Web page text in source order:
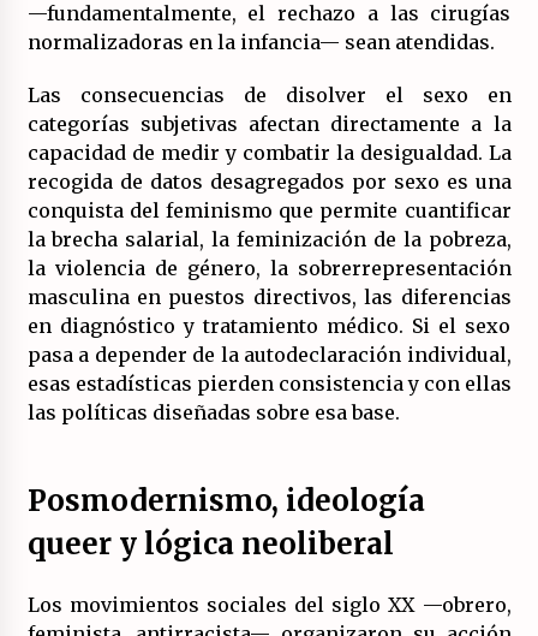
—fundamentalmente, el rechazo a las cirugías
normalizadoras en la infancia— sean atendidas.
Las consecuencias de disolver el sexo en
categorías subjetivas afectan directamente a la
capacidad de medir y combatir la desigualdad. La
recogida de datos desagregados por sexo es una
conquista del feminismo que permite cuantificar
la brecha salarial, la feminización de la pobreza,
la violencia de género, la sobrerrepresentación
masculina en puestos directivos, las diferencias
en diagnóstico y tratamiento médico. Si el sexo
pasa a depender de la autodeclaración individual,
esas estadísticas pierden consistencia y con ellas
las políticas diseñadas sobre esa base.
Posmodernismo, ideología
queer y lógica neoliberal
Los movimientos sociales del siglo XX —obrero,